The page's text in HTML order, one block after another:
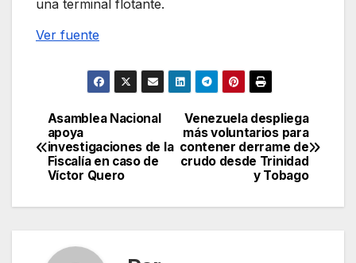
una terminal flotante.
Ver fuente
Navegación
de
Venezuela despliega
más voluntarios para
contener derrame de
crudo desde Trinidad
y Tobago
Asamblea Nacional
apoya
investigaciones de la
Fiscalía en caso de
Víctor Quero